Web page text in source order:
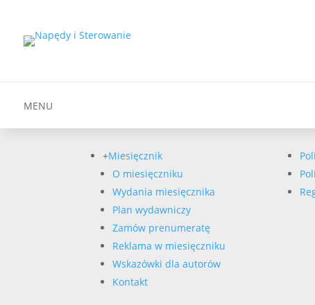
MENU
+Miesięcznik
O miesięczniku
Wydania miesięcznika
Plan wydawniczy
Zamów prenumeratę
Reklama w miesięczniku
Wskazówki dla autorów
Kontakt